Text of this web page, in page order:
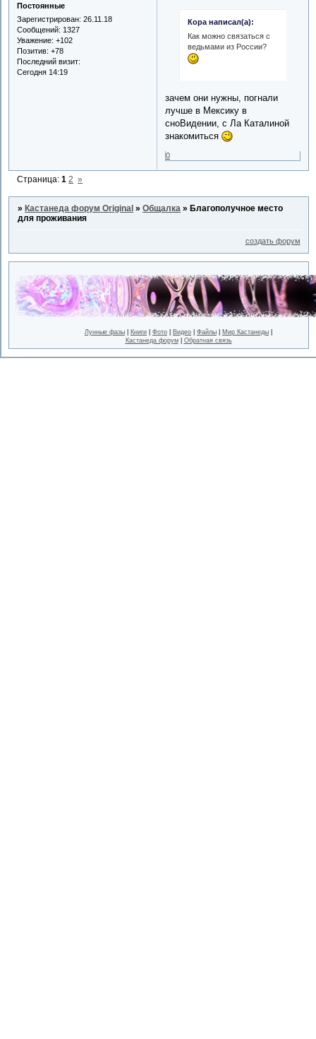
Постоянные
Зарегистрирован: 26.11.18
Сообщений: 1327
Уважение: +102
Позитив: +78
Последний визит:
Сегодня 14:19
Кора написал(а):
Как можно связаться с
ведьмами из России?
зачем они нужны, погнали
лучше в Мексику в
сноВидении, с Ла Каталиной
знакомиться
0
Страница:1 2 »
» Кастанеда форум Original »Общалка » Благополучное место
для проживания
создать форум
Лунные фазы Книги Фото Видео Файлы Мир Кастанеды
Кастанеда форум| Обратная связь